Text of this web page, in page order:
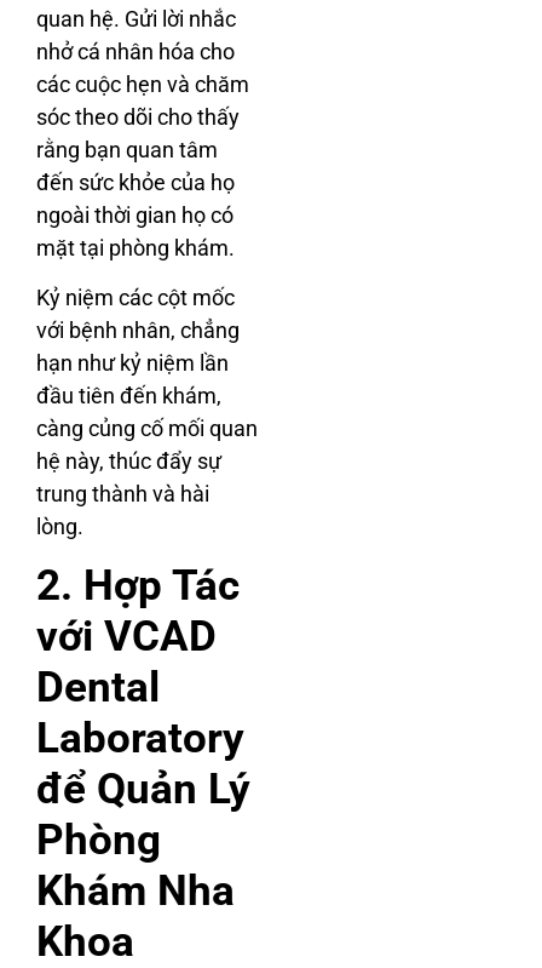
quan hệ. Gửi lời nhắc
nhở cá nhân hóa cho
các cuộc hẹn và chăm
sóc theo dõi cho thấy
rằng bạn quan tâm
đến sức khỏe của họ
ngoài thời gian họ có
mặt tại phòng khám.
Kỷ niệm các cột mốc
với bệnh nhân, chẳng
hạn như kỷ niệm lần
đầu tiên đến khám,
càng củng cố mối quan
hệ này, thúc đẩy sự
trung thành và hài
lòng.
2. Hợp Tác
với VCAD
Dental
Laboratory
để Quản Lý
Phòng
Khám Nha
Khoa